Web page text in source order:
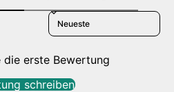
Sort reviews by
die erste Bewertung
schreiben